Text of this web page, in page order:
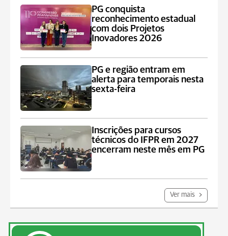
PG conquista
reconhecimento estadual
com dois Projetos
Inovadores 2026
PG e região entram em
alerta para temporais nesta
sexta-feira
Inscrições para cursos
técnicos do IFPR em 2027
encerram neste mês em PG
Ver mais